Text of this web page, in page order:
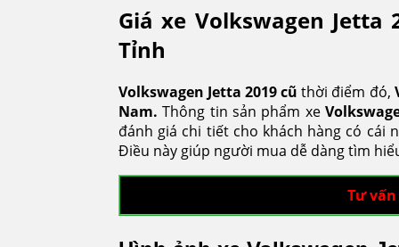
Giá xe Volkswagen Jetta
Tỉnh
Volkswagen Jetta 2019 cũ thời điểm đó,
Nam. Thông tin sản phẩm xe
đánh giá chi tiết cho khách hàng có
Điều này giúp người mua dễ dàng tìm
Tư